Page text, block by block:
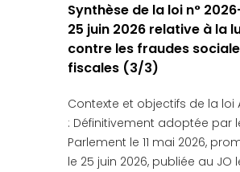
Synthèse de la loi n°
25 juin 2026 relative à la
contre les fraudes
fiscales (3/3)
Contexte et objectifs de la loi
: Définitivement adoptée par
Parlement le 11 mai 2026,
le 25 juin 2026, publiée au JO